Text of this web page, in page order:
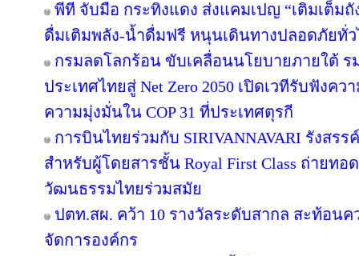
พีที จับมือ กระทิงแดง ส่งแคมเปญ “เติมเต็มถั
ดื่มเติมพลัง-น้ำดื่มฟรี หนุนเดินทางปลอดภัยทั่
กรมลดโลกร้อน ขับเคลื่อนนโยบายภายใต้ ร
ประเทศไทยสู่ Net Zero 2050 เปิดเวทีรับฟัง
ความมุ่งมั่นใน COP 31 ที่ประเทศตุรกี
การบินไทยร่วมกับ SIRIVANNAVARI รังสร
สำหรับผู้โดยสารชั้น Royal First Class ถ่ายท
วัฒนธรรมไทยร่วมสมัย
ปตท.สผ. คว้า 10 รางวัลระดับสากล สะท้อน
จัดการองค์กร